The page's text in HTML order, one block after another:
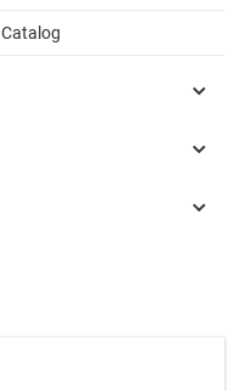
Catalog